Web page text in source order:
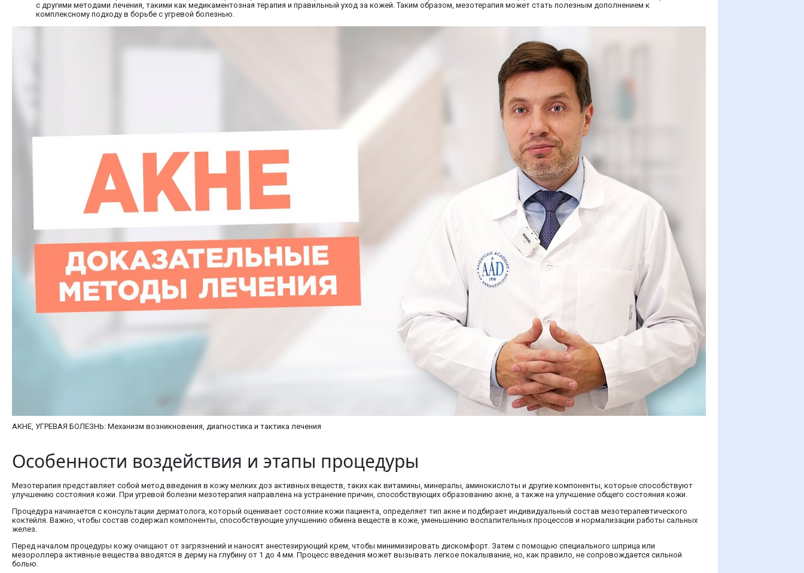
с другими методами лечения, такими как медикаментозная терапия и правильный уход за кожей. Таким образом, мезотерапия может стать полезным дополнением к
комплексному подходу в борьбе с угревой болезнью.
АКНЕ, УГРЕВАЯ БОЛЕЗНЬ: Механизм возникновения, диагностика и тактика лечения
Особенности воздействия и этапы процедуры
Мезотерапия представляет собой метод введения в кожу мелких доз активных веществ, таких как витамины, минералы, аминокислоты и другие компоненты, которые способствуют
улучшению состояния кожи. При угревой болезни мезотерапия направлена на устранение причин, способствующих образованию акне, а также на улучшение общего состояния кожи.
Процедура начинается с консультации дерматолога, который оценивает состояние кожи пациента, определяет тип акне и подбирает индивидуальный состав мезотерапевтического
коктейля. Важно, чтобы состав содержал компоненты, способствующие улучшению обмена веществ в коже, уменьшению воспалительных процессов и нормализации работы сальных
желез.
Перед началом процедуры кожу очищают от загрязнений и наносят анестезирующий крем, чтобы минимизировать дискомфорт. Затем с помощью специального шприца или
мезороллера активные вещества вводятся в дерму на глубину от 1 до 4 мм. Процесс введения может вызывать легкое покалывание, но, как правило, не сопровождается сильной
болью.